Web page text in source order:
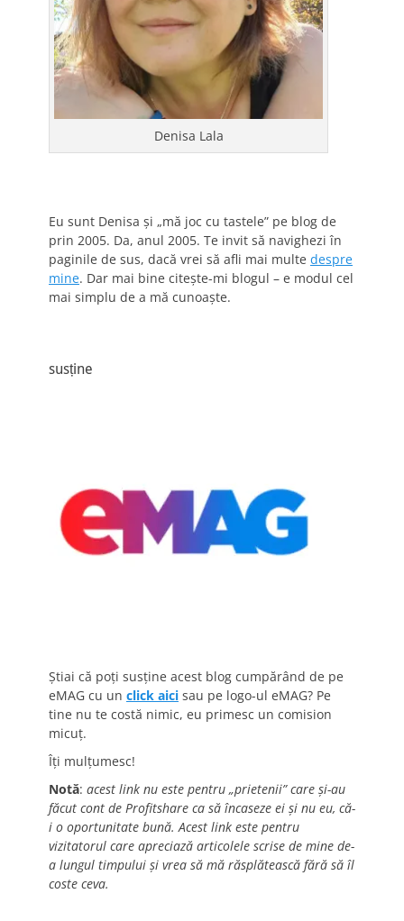
Denisa Lala
Eu sunt Denisa și „mă joc cu tastele” pe blog de
prin 2005. Da, anul 2005. Te invit să navighezi în
paginile de sus, dacă vrei să afli mai multe despre
mine. Dar mai bine citește-mi blogul – e modul cel
mai simplu de a mă cunoaște.
susține
Știai că poți susține acest blog cumpărând de pe
eMAG cu un click aici sau pe logo-ul eMAG? Pe
tine nu te costă nimic, eu primesc un comision
micuț.
Îți mulțumesc!
Notă: acest link nu este pentru „prietenii” care și-au
făcut cont de Profitshare ca să încaseze ei și nu eu, că-
i o oportunitate bună. Acest link este pentru
vizitatorul care apreciază articolele scrise de mine de-
a lungul timpului și vrea să mă răsplătească fără să îl
coste ceva.